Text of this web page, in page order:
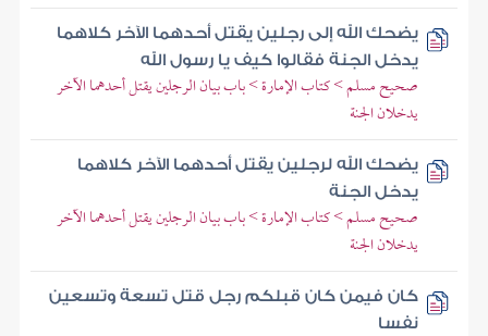
يضحك الله إلى رجلين يقتل أحدهما الآخر كلاهما
يدخل الجنة فقالوا كيف يا رسول الله
صحيح مسلم > كتاب الإمارة > باب بيان الرجلين يقتل أحدهما الآخر
يدخلان الجنة
يضحك الله لرجلين يقتل أحدهما الآخر كلاهما
يدخل الجنة
صحيح مسلم > كتاب الإمارة > باب بيان الرجلين يقتل أحدهما الآخر
يدخلان الجنة
كان فيمن كان قبلكم رجل قتل تسعة وتسعين
نفسا